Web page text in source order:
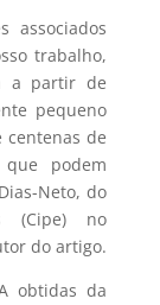
associados
trabalho,
a partir de
pequeno
de
podem
Neto, do
(Cipe) no
do artigo.
obtidas da